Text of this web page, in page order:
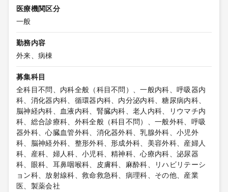
医療機関区分
一般
勤務内容
外来、病棟
募集科目
全科目不問、内科全般（科目不問）、一般内科、呼吸器内
科、消化器内科、循環器内科、内分泌内科、糖尿病内科、
脳神経内科、血液内科、腎臓内科、老人内科、リウマチ内
科、総合診療科、外科全般（科目不問）、一般外科、呼吸
器外科、心臓血管外科、消化器外科、乳腺外科、小児外
科、脳神経外科、整形外科、形成外科、美容外科、産婦人
科、産科、婦人科、小児科、精神科、心療内科、泌尿器
科、眼科、耳鼻咽喉科、皮膚科、麻酔科、リハビリテーシ
ョン科、放射線科、救命救急科、病理科、その他、産業
医、製薬会社